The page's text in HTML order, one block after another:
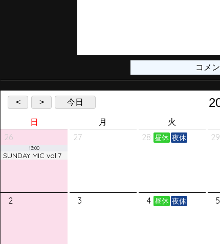
< > 今日
日 月 火
26
13:00
SUNDAY MIC vol.7
27 28 昼休 夜休 29
2 3 4 昼休 夜休 5